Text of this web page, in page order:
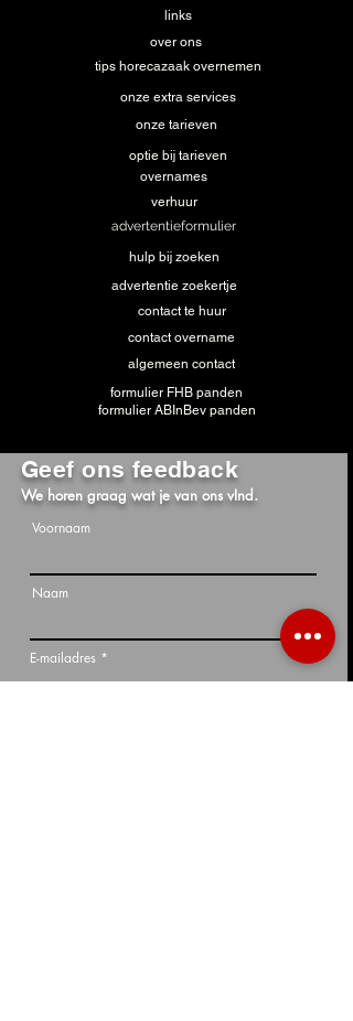
links
over ons
tips horecazaak overnemen
onze extra services
onze tarieven
optie bij tarieven
overnames
verhuur
advertentieformulier
hulp bij zoeken
advertentie zoekertje
contact te huur
contact overname
algemeen contact
formulier FHB panden
formulier ABInBev panden
Geef ons feedback
We horen graag wat je van ons vInd.
Voornaam
Naam
E-mailadres